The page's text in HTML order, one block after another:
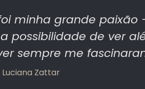
minha grande paixão
possibilidade de ver
sempre me
Zattar